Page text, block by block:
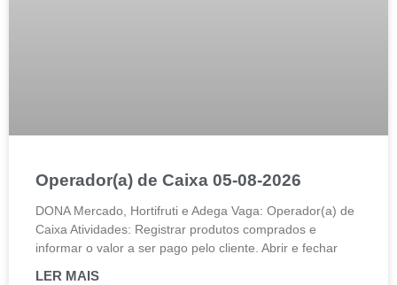
Operador(a) de Caixa 05-08-2026
DONA Mercado, Hortifruti e Adega Vaga: Operador(a) de
Caixa Atividades: Registrar produtos comprados e
informar o valor a ser pago pelo cliente. Abrir e fechar
LER MAIS